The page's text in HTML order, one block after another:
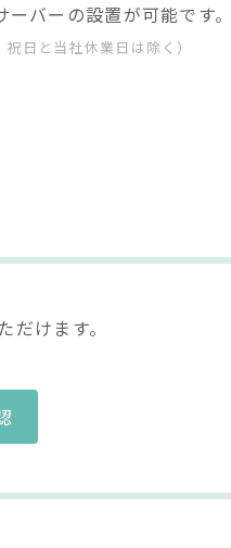
バーの設置が可能です。
日と当社休業日は除く）
だけます。